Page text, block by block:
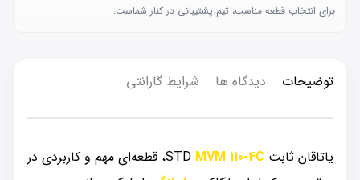
برای انتخاب قطعه مناسب، تیم پشتیبانی در کنار شماست.
توضیحات دیدگاه ها شرایط گارانتی
یاتاقان ثابت STD MVM 110-4C
، قطعه‌ای مهم و کاربردی در